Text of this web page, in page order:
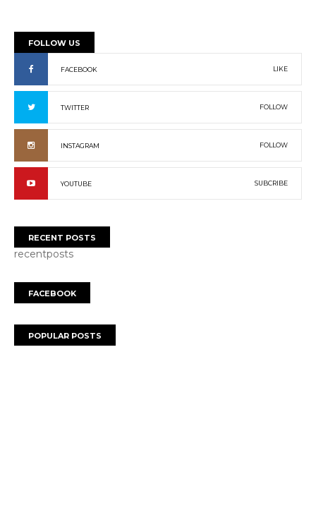
FOLLOW US
FACEBOOK LIKE
TWITTER FOLLOW
INSTAGRAM FOLLOW
YOUTUBE SUBCRIBE
RECENT POSTS
recentposts
FACEBOOK
POPULAR POSTS